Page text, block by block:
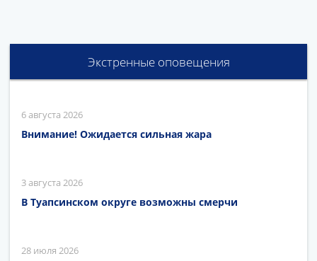
Экстренные оповещения
6 августа 2026
Внимание! Ожидается сильная жара
3 августа 2026
В Туапсинском округе возможны смерчи
28 июля 2026